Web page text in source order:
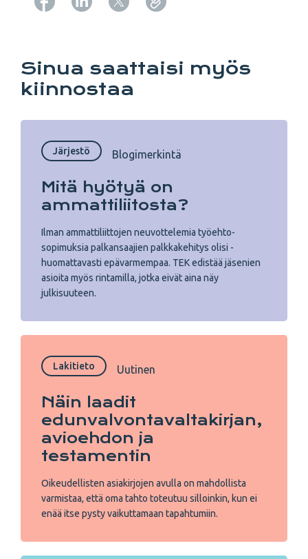
Sinua saattaisi myös
kiinnostaa
Järjestö Blogimerkintä
Mitä hyötyä on
ammattiliitosta?
Ilman ammatti­liittojen ­neuvottelemia työehto­
sopimuksia palkansaajien palkka­kehitys olisi ­
huomattavasti epävarmempaa. TEK edistää jäsenien
asioita myös rintamilla, jotka eivät aina näy
julkisuuteen.
Lakitieto Uutinen
Näin laadit
edunvalvonta­valtakirjan,
avioehdon ja
testamentin
Oikeudellisten asiakirjojen avulla on mahdollista
varmistaa, että oma tahto toteutuu silloinkin, kun ei
enää itse pysty vaikuttamaan tapahtumiin.